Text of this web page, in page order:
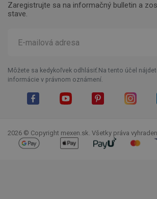
Zaregistrujte sa na informačný bulletin a
stave.
Môžete sa kedykoľvek odhlásiť.Na tento účel
informácie v právnom oznámení.
2026 © Copyright mexen.sk. Všetky práva